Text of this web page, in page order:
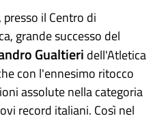
il Centro di
grande successo del
Gualtieri dell'Atletica
con l'ennesimo ritocco
assolute nella categoria
record italiani. Così nel